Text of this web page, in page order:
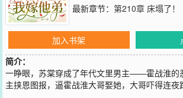
最新章节： 第210章 床塌了！
加入书架
简介：
一睁眼，苏棠穿成了年代文里男主——霍战淮的
主挟恩图报，逼霍战淮大哥娶她，大哥吓得连夜